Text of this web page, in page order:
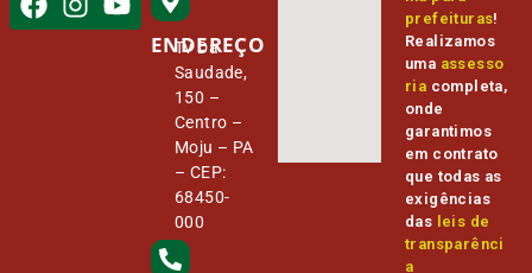
ENDEREÇO
Tv Da
Saudade,
150 –
Centro –
Moju – PA
– CEP:
68450-
000
prefeituras!
Realizamos
uma assesso
ria completa,
onde
garantimos
em contrato
que todas as
exigências
das leis de
transparênci
a